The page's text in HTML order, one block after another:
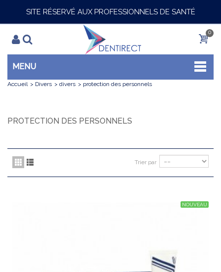
SITE RÉSERVÉ AUX PROFESSIONNELS DE SANTÉ
0
MENU
Accueil > Divers > divers > protection des personnels
PROTECTION DES PERSONNELS
Trier par
NOUVEAU